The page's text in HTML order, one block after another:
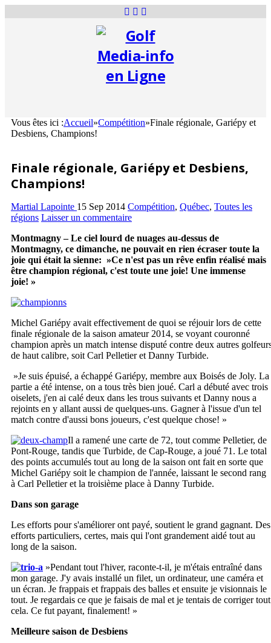
Vous êtes ici :Accueil»Compétition»Finale régionale, Gariépy et
Desbiens, Champions!
Finale régionale, Gariépy et Desbiens,
Champions!
Martial Lapointe 15 Sep 2014 Compétition, Québec, Toutes les
régions Laisser un commentaire
Montmagny – Le ciel lourd de nuages au-dessus de
Montmagny, ce dimanche, ne pouvait en rien écraser toute la
joie qui était la sienne: »Ce n'est pas un rêve enfin réalisé mais
être champion régional, c'est toute une joie! Une immense
joie! »
Michel Gariépy avait effectivement de quoi se réjouir lors de cette
finale régionale de la saison amateur 2014, se voyant couronné
champion après un match intense disputé contre deux autres
de haut calibre, soit Carl Pelletier et Danny Turbide.
»Je suis épuisé, a échappé Gariépy, membre aux Boisés de Joly. La
partie a été intense, on a tous très bien joué. Carl a débuté avec trois
oiselets, j'en ai calé deux dans les trous suivants et Danny nous a
rejoints en y allant aussi de quelques-uns. Gagner à l'issue d'un tel
match contre d'aussi bons joueurs, c'est quelque chose! »
Il a ramené une carte de 72, tout comme Pelletier, de
Pont-Rouge, tandis que Turbide, de Cap-Rouge, a joué 71. Le total
des points accumulés tout au long de la saison ont fait en sorte que
Michel Gariépy soit le champion de l'année, laissant le second rang
à Carl Pelletier et la troisième place à Danny Turbide.
Dans son garage
Les efforts pour s'améliorer ont payé, soutient le grand gagnant. Des
efforts particuliers, certes, mais qui l'ont grandement aidé tout au
long de la saison.
»Pendant tout l'hiver, raconte-t-il, je m'étais entraîné dans
mon garage. J'y avais installé un filet, un ordinateur, une caméra et
un écran. Je frappais et frappais des balles et ensuite je visionnais le
tout. Je regardais ce que je faisais de mal et je tentais de corriger tout
cela. Ce fut payant, finalement! »
Meilleure saison de Desbiens